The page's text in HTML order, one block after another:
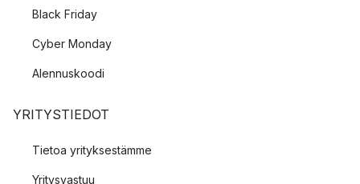
Black Friday
Cyber Monday
Alennuskoodi
YRITYSTIEDOT
Tietoa yrityksestämme
Yritysvastuu